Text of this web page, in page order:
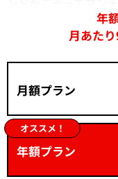
年
月あた
月額プラン
オススメ！
年額プラン